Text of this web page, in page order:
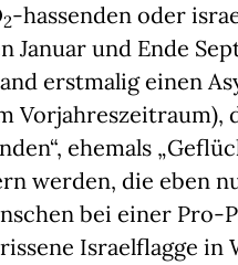
2-hassenden oder
Januar und Ende
erstmalig einen
Vorjahreszeitraum),
ehemals
werden, die eben
bei einer Pro-
Israelflagge in